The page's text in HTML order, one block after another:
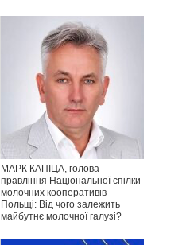
МАРК КАПІЦА, голова
правління Національної спілки
молочних кооперативів
Польщі: Від чого залежить
майбутнє молочної галузі?